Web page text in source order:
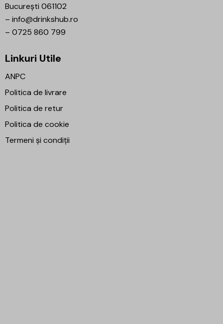
București 061102
– info@drinkshub.ro
– 0725 860 799
Linkuri Utile
ANPC
Politica de livrare
Politica de retur
Politica de cookie
Termeni și condiții